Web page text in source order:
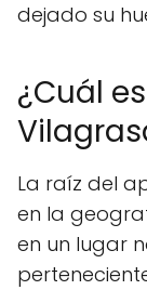
dejado su
¿Cuál
La raíz del
en la
en un lugar